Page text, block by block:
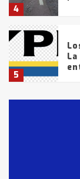
4
5